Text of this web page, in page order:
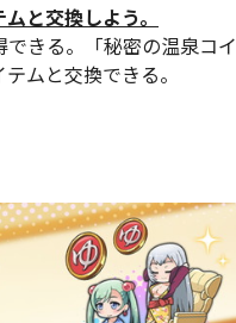
と交換しよう。
きる。「秘密の温泉コイ
ムと交換できる。